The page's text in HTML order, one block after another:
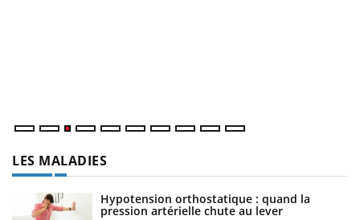
LES MALADIES
Hypotension orthostatique : quand la
pression artérielle chute au lever